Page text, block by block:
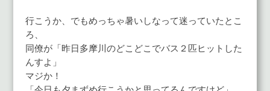
行こうか、でもめっちゃ暑いしなって迷っていたとこ
ろ、
同僚が「昨日多摩川のどこどこでバス２匹ヒットした
んすよ」
マジか！